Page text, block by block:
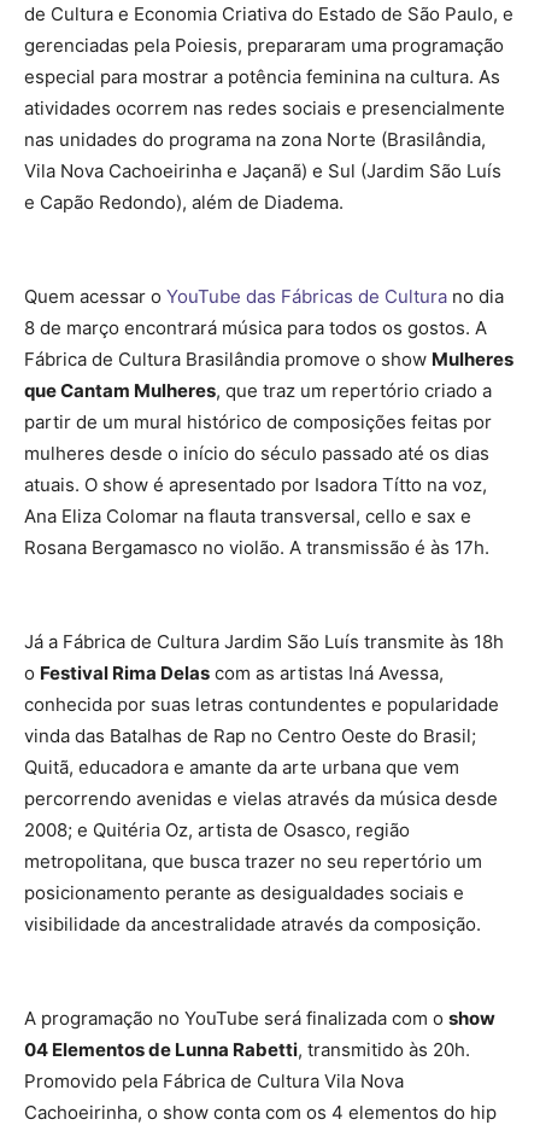
de Cultura e Economia Criativa do Estado de São Paulo, e
gerenciadas pela Poiesis, prepararam uma programação
especial para mostrar a potência feminina na cultura. As
atividades ocorrem nas redes sociais e presencialmente
nas unidades do programa na zona Norte (Brasilândia,
Vila Nova Cachoeirinha e Jaçanã) e Sul (Jardim São Luís
e Capão Redondo), além de Diadema.
Quem acessar o YouTube das Fábricas de Cultura no dia
8 de março encontrará música para todos os gostos. A
Fábrica de Cultura Brasilândia promove o show Mulheres
que Cantam Mulheres, que traz um repertório criado a
partir de um mural histórico de composições feitas por
mulheres desde o início do século passado até os dias
atuais. O show é apresentado por Isadora Títto na voz,
Ana Eliza Colomar na flauta transversal, cello e sax e
Rosana Bergamasco no violão. A transmissão é às 17h.
Já a Fábrica de Cultura Jardim São Luís transmite às 18h
o Festival Rima Delas com as artistas Iná Avessa,
conhecida por suas letras contundentes e popularidade
vinda das Batalhas de Rap no Centro Oeste do Brasil;
Quitã, educadora e amante da arte urbana que vem
percorrendo avenidas e vielas através da música desde
2008; e Quitéria Oz, artista de Osasco, região
metropolitana, que busca trazer no seu repertório um
posicionamento perante as desigualdades sociais e
visibilidade da ancestralidade através da composição.
A programação no YouTube será finalizada com o show
04 Elementos de Lunna Rabetti, transmitido às 20h.
Promovido pela Fábrica de Cultura Vila Nova
Cachoeirinha, o show conta com os 4 elementos do hip